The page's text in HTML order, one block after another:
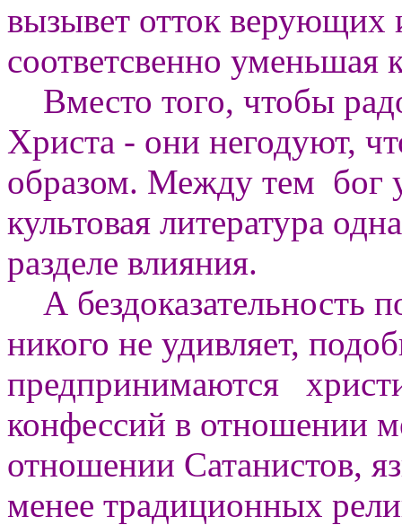
вызывет отток верующих
соответсвенно уменьшая
Вместо того, чтобы
Христа - они негодуют,
образом. Между тем бог
культовая литература
разделе влияния.
А бездоказательность
никого не удивляет,
предпринимаются
конфессий в отношении
отношении Сатанистов,
менее традиционных